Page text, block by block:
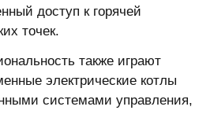
доступ к горячей
точек.
также играют
электрические котлы
системами управления,